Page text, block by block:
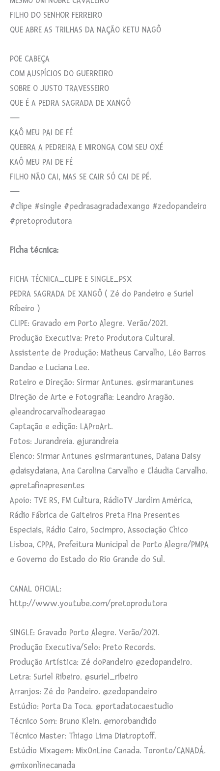
FILHO DO SENHOR FERREIRO
QUE ABRE AS TRILHAS DA NAÇÃO KETU NAGÔ
POE CABEÇA
COM AUSPÍCIOS DO GUERREIRO
SOBRE O JUSTO TRAVESSEIRO
QUE É A PEDRA SAGRADA DE XANGÔ
—
KAÔ MEU PAI DE FÉ
QUEBRA A PEDREIRA E MIRONGA COM SEU OXÉ
KAÔ MEU PAI DE FÉ
FILHO NÃO CAI, MAS SE CAIR SÓ CAI DE PÉ.
—
#clipe #single #pedrasagradadexango #zedopandeiro
#pretoprodutora
Ficha técnica:
FICHA TÉCNICA_CLIPE E SINGLE_PSX
PEDRA SAGRADA DE XANGÔ ( Zé do Pandeiro e Suriel
Ribeiro )
CLIPE: Gravado em Porto Alegre. Verão/2021.
Produção Executiva: Preto Produtora Cultural.
Assistente de Produção: Matheus Carvalho, Léo Barros
Dandao e Luciana Lee.
Roteiro e Direção: Sirmar Antunes. @sirmarantunes
Direção de Arte e Fotografia: Leandro Aragão.
@leandrocarvalhodearagao
Captação e edição: LAProArt.
Fotos: Jurandreia. @jurandreia
Elenco: Sirmar Antunes @sirmarantunes, Daiana Daisy
@daisydaiana, Ana Carolina Carvalho e Cláudia Carvalho.
@pretafinapresentes
Apoio: TVE RS, FM Cultura, RádioTV Jardim América,
Rádio Fábrica de Gaiteiros Preta Fina Presentes
Especiais, Rádio Cairo, Socimpro, Associação Chico
Lisboa, CPPA, Prefeitura Municipal de Porto Alegre/PMPA
e Governo do Estado do Rio Grande do Sul.
CANAL OFICIAL:
http://www.youtube.com/pretoprodutora
SINGLE: Gravado Porto Alegre. Verão/2021.
Produção Executiva/Selo: Preto Records.
Produção Artística: Zé doPandeiro @zedopandeiro.
Letra: Suriel Ribeiro. @suriel_ribeiro
Arranjos: Zé do Pandeiro. @zedopandeiro
Estúdio: Porta Da Toca. @portadatocaestudio
Técnico Som: Bruno Klein. @morobandido
Técnico Master: Thiago Lima Diatroptoff.
Estúdio Mixagem: MixOnLine Canada. Toronto/CANADÁ.
@mixonlinecanada